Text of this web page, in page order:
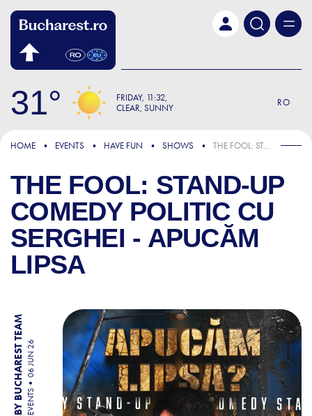
31 FRIDAY 11:32
CLEAR, SUNNY
RO
HOME EVENTS HAVE FUN SHOWS THE FOOL: STAND-UP COMEDY POLITIC CU SERGHEI - APUCĂM LIPSA
THE FOOL: STAND-UP
COMEDY POLITIC CU
SERGHEI - APUCĂM
LIPSA
BY BUCHAREST TEAM EVENTS
06 JUN 26